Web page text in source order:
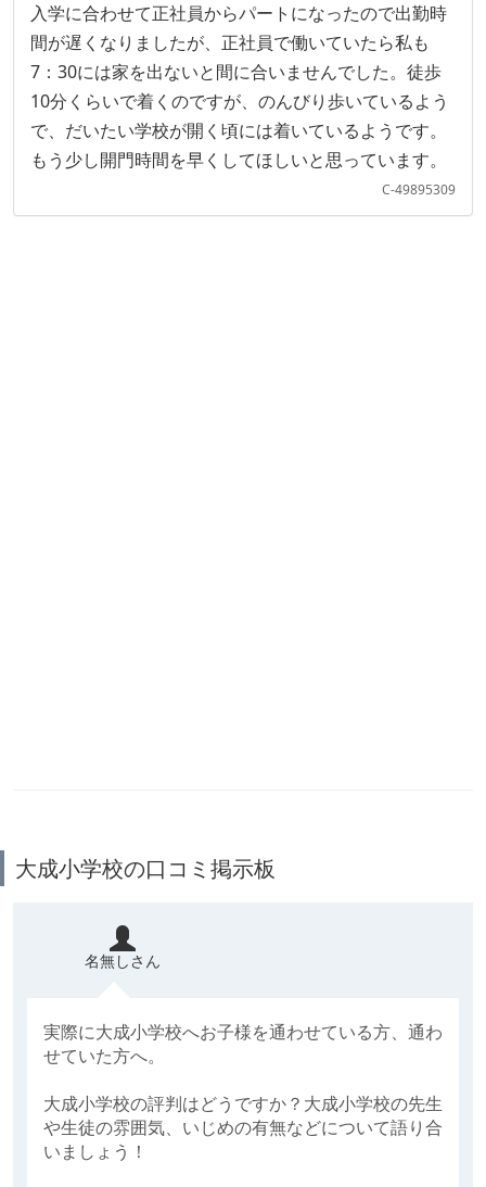
入学に合わせて正社員からパートになったので出勤時
間が遅くなりましたが、正社員で働いていたら私も
7：30には家を出ないと間に合いませんでした。徒歩
10分くらいで着くのですが、のんびり歩いているよう
で、だいたい学校が開く頃には着いているようです。
もう少し開門時間を早くしてほしいと思っています。
C-49895309
大成小学校の口コミ掲示板
名無しさん
実際に大成小学校へお子様を通わせている方、通わ
せていた方へ。
大成小学校の評判はどうですか？大成小学校の先生
や生徒の雰囲気、いじめの有無などについて語り合
いましょう！